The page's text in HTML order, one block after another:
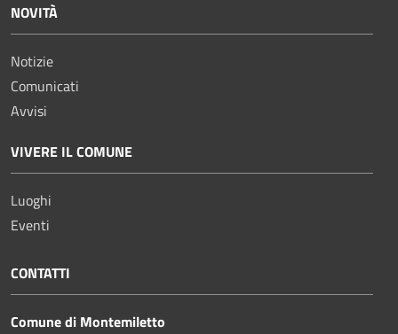
NOVITÀ
Notizie
Comunicati
Avvisi
VIVERE IL COMUNE
Luoghi
Eventi
CONTATTI
Comune di Montemiletto